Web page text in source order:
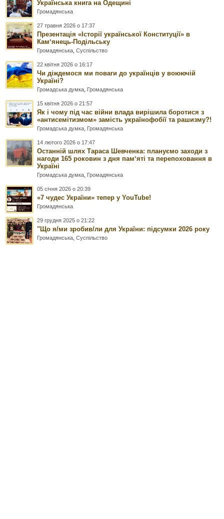
Українська книга на Одещині
Громадянська
27 травня 2026 о 17:37
Презентація «Історії української Конституції» в
Камʼянець-Подільську
Громадянська ,Суспільство
22 квітня 2026 о 16:17
Чи діждемося ми поваги до українців у воюючій
Україні?
Громадська думка Громадянська
15 квітня 2026 о 21:57
Як і чому під час війни влада вирішила боротися з
«антисемітизмом» замість українофобії та рашизму?!
Громадська думка Громадянська
14 лютого 2026 о 17:47
Останній шлях Тараса Шевченка: плануємо заходи з
нагоди 165 роковин з дня памʼяті та перепоховання в
Україні
Громадська думка Громадянська
05 січня 2026 о 20:39
«7 чудес України» тепер у YouTube!
Громадянська
29 грудня 2025 о 21:22
"Що я/ми зробив/ли для України: підсумки 2026 року
Громадянська ,Суспільство